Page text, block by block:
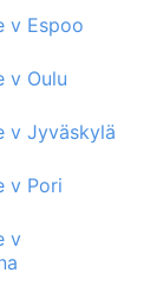
Espoo
Oulu
Jyväskylä
v Pori
v